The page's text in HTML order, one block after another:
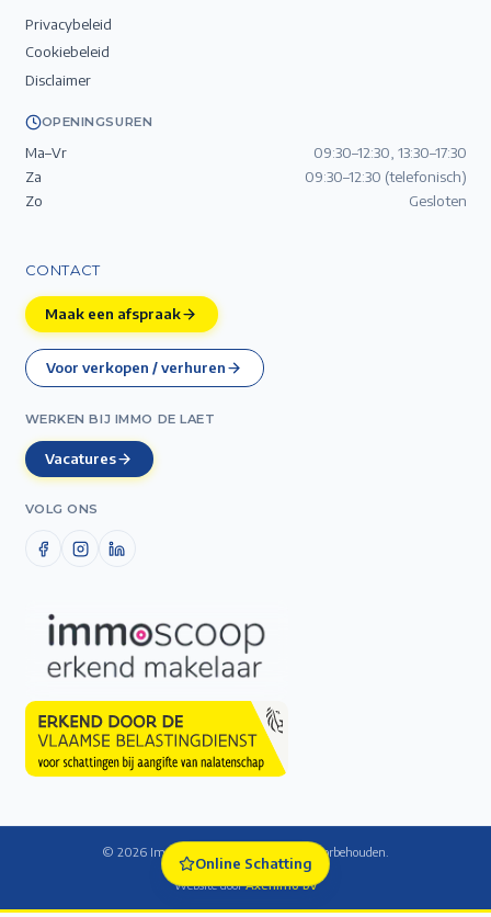
Privacybeleid
Cookiebeleid
Disclaimer
OPENINGSUREN
Ma–Vr
09:30–12:30, 13:30–17:30
Za
09:30–12:30 (telefonisch)
Zo
Gesloten
CONTACT
Maak een afspraak
Voor verkopen / verhuren
WERKEN BIJ IMMO DE LAET
Vacatures
VOLG ONS
© 2026 Immo De Laet — Alle rechten voorbehouden.
Cookie-instellingen
Website door Axenimo bv
Online Schatting